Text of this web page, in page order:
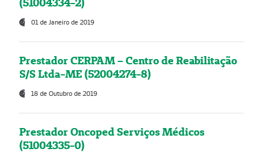
01 de Janeiro de 2019
Prestador CERPAM – Centro de Reabilitação
S/S Ltda-ME (52004274-8)
18 de Outubro de 2019
Prestador Oncoped Serviços Médicos
(51004335-0)